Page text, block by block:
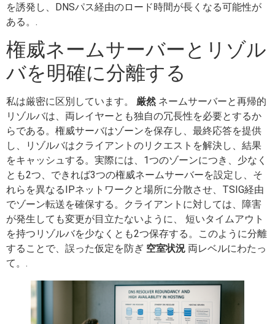
を誘発し、DNSパス経由のロード時間が長くなる可能性が
ある。.
権威ネームサーバーとリゾル
バを明確に分離する
私は厳密に区別しています。 厳然 ネームサーバーと再帰的
リゾルバは、両レイヤーとも独自の冗長性を必要とするか
らである。権威サーバはゾーンを保存し、最終応答を提供
し、リゾルバはクライアントのリクエストを解決し、結果
をキャッシュする。実際には、1つのゾーンにつき、少なく
とも2つ、できれば3つの権威ネームサーバーを設定し、そ
れらを異なるIPネットワークと場所に分散させ、TSIG経由
でゾーン転送を確保する。クライアントに対しては、障害
が発生しても変更が目立たないように、 短いタイムアウト
を持つリゾルバを少なくとも2つ保存する。このように分離
することで、誤った仮定を防ぎ 空室状況 両レベルにわたっ
て。.